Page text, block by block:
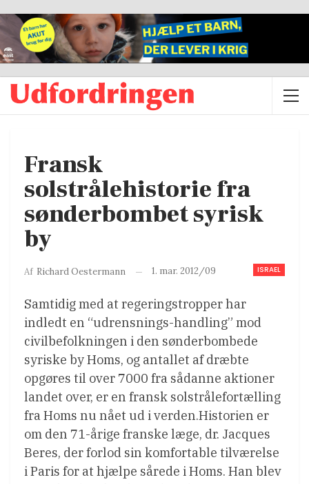
Fransk
solstrålehistorie fra
sønderbombet syrisk
by
ISRAEL
Af Richard Oestermann 1. mar. 2012/09
Samtidig med at regeringstropper har
indledt en “udrensnings-handling” mod
civilbefolkningen i den sønderbombede
syriske by Homs, og antallet af dræbte
opgøres til over 7000 fra sådanne aktioner
landet over, er en fransk solstrålefortælling
fra Homs nu nået ud i verden.Historien er
om den 71-årige franske læge, dr. Jacques
Beres, der forlod sin komfortable tilværelse
i Paris for at hjælpe sårede i Homs. Han blev